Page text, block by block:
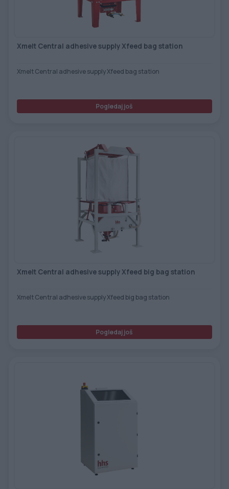
ALATI - DODATNA OPREMA
Xmelt Central adhesive supply Xfeed bag station
Xmelt Central adhesive supply Xfeed bag station
Pogledaj još
Xmelt Central adhesive supply Xfeed big bag station
Xmelt Central adhesive supply Xfeed big bag station
Pogledaj još